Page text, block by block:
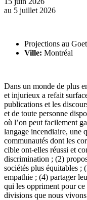
au 5 juillet 2026
Projections au
Ville: Montréal
Dans un monde de plus
et injurieux a refait
publications et les
et de toute personne
où l’on peut facilement
langage incendiaire, une
communautés dont les
cible ont-elles réussi et
discrimination ; (2)
sociétés plus équitables ;
empathie ; (4) partager
qui les oppriment pour ce
divisions que nous